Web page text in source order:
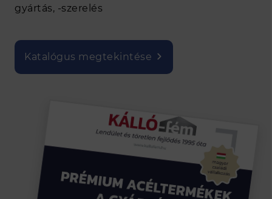
gyártás, -szerelés
Katalógus megtekintése